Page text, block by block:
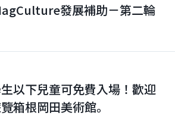
發展補助－第二輪
以下兒童可免費入場！歡迎
箱根岡田美術館。